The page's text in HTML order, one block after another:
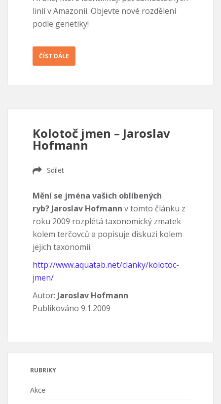
linií v Amazonii. Objevte nové rozdělení
podle genetiky!
ČÍST DÁLE
Kolotoč jmen – Jaroslav
Hofmann
Sdílet
Mění se jména vašich oblíbených
ryb? Jaroslav Hofmann v tomto článku z
roku 2009 rozplétá taxonomický zmatek
kolem terčovců a popisuje diskuzi kolem
jejich taxonomii.
http://www.aquatab.net/clanky/kolotoc-
jmen/
Autor: Jaroslav Hofmann
Publikováno 9.1.2009
RUBRIKY
Akce